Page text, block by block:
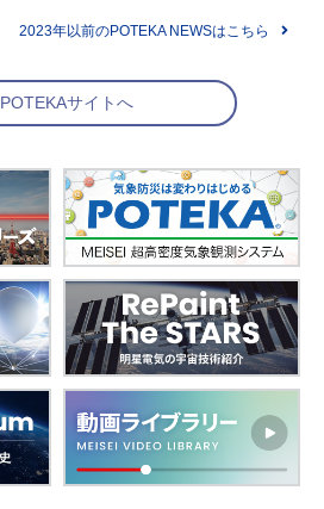
2023年以前のPOTEKA NEWSはこちら
POTEKAサイトへ